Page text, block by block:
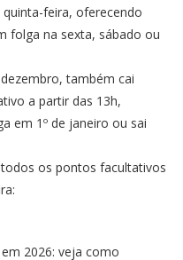
feira, oferecendo
folga na sexta, sábado ou
também cai
a partir das 13h,
em 1º de janeiro ou sai
os pontos facultativos
2026: veja como